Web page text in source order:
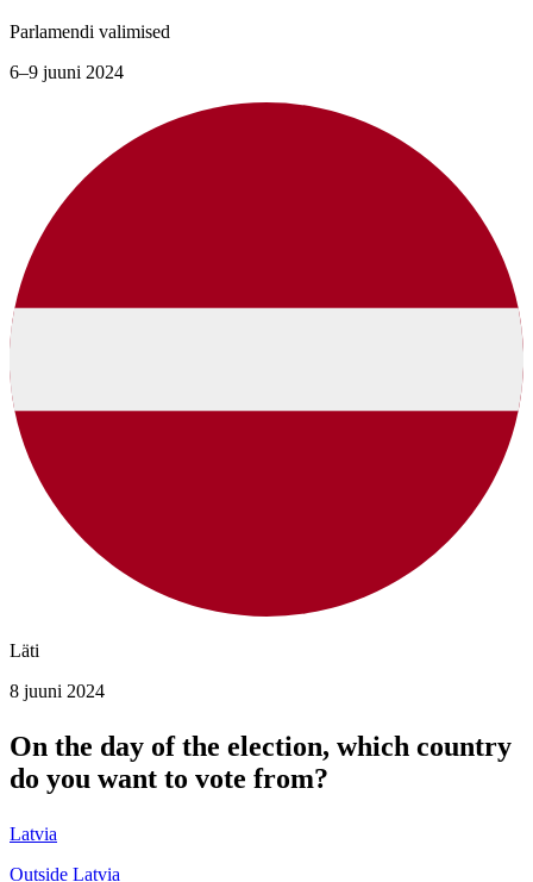
Parlamendi valimised
6–9 juuni 2024
Läti
8 juuni 2024
On the day of the election, which country
do you want to vote from?
Latvia
Outside Latvia